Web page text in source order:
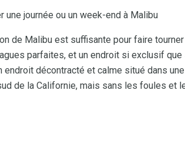
une journée ou un week-end à Malibu
de Malibu est suffisante pour faire
parfaites, et un endroit si exclusif
endroit décontracté et calme situé dans
de la Californie, mais sans les foules et